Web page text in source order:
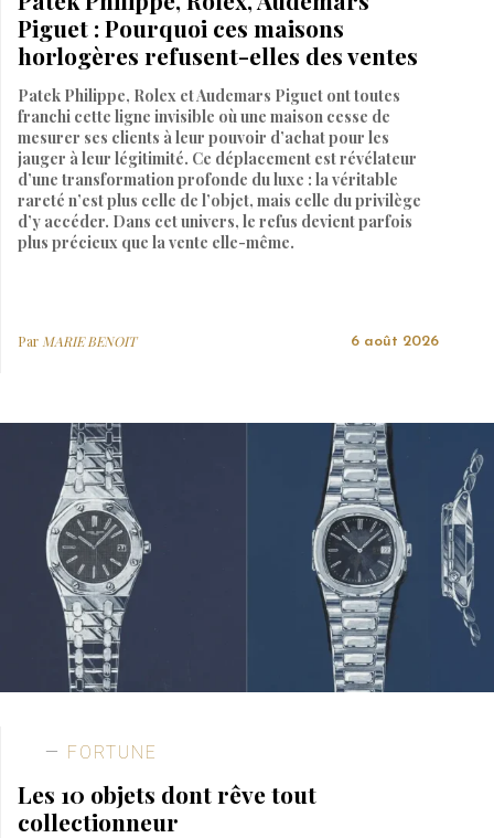
Piguet : Pourquoi ces maisons
horlogères refusent-elles des ventes
Patek Philippe, Rolex et Audemars Piguet ont toutes
franchi cette ligne invisible où une maison cesse de
mesurer ses clients à leur pouvoir d’achat pour les
jauger à leur légitimité. Ce déplacement est révélateur
d’une transformation profonde du luxe : la véritable
rareté n’est plus celle de l’objet, mais celle du privilège
d’y accéder. Dans cet univers, le refus devient parfois
plus précieux que la vente elle-même.
Par MARIE BENOIT 6 août 2026
FORTUNE
Les 10 objets dont rêve tout
collectionneur